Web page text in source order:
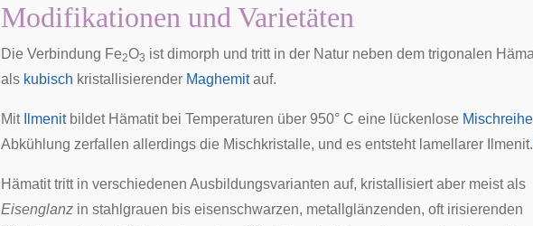
Modifikationen und Varietäten
Die Verbindung Fe2O3 istdimorph und tritt in der Natur neben dem trigonalen
als kubisch kristallisierender Maghemitauf.
Mit Ilmenitbildet Hämatit bei Temperaturen über 950° C eine lückenlose Mischreihe
Abkühlung zerfallen allerdings die Mischkristalle, und es entsteht lamellarer Ilmenit.
Hämatit tritt in verschiedenen Ausbildungsvarianten auf, kristallisiert aber meist als
Eisenglanz in stahlgrauen bis eisenschwarzen, metallglänzenden, oft irisierenden